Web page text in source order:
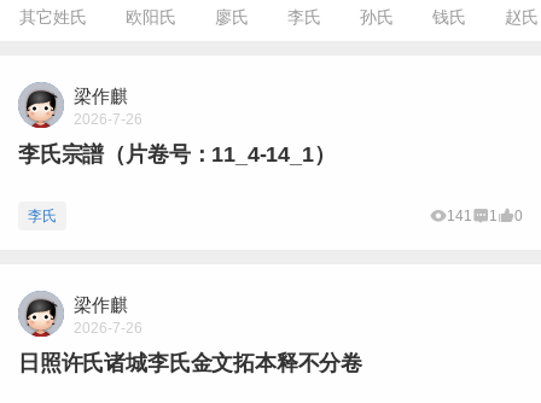
其它姓氏 欧阳氏 廖氏 李氏 孙氏 钱氏 赵氏
梁作麒
2026-7-26
李氏宗譜（片卷号：11_4-14_1）
李氏 141 1 0
梁作麒
2026-7-26
日照许氏诸城李氏金文拓本释不分卷